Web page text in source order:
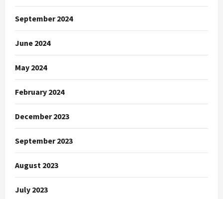
September 2024
June 2024
May 2024
February 2024
December 2023
September 2023
August 2023
July 2023